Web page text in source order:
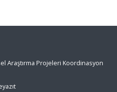
Araştırma Projeleri Koordinasyon